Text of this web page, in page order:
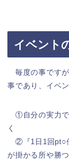
イベント
毎度の事です
事であり、イベ
①自分の実力で
く
②『1日1回pt○
が掛かる所や勝